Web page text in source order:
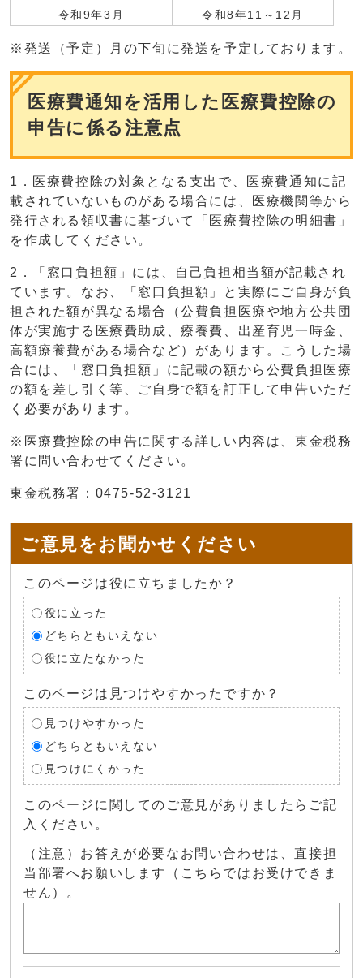
令和9年3月
令和8年11～12月
※発送（予定）月の下旬に発送を予定しております。
医療費通知を活用した医療費控除の
申告に係る注意点
1．医療費控除の対象となる支出で、医療費通知に記
載されていないものがある場合には、医療機関等から
発行される領収書に基づいて「医療費控除の明細書」
を作成してください。
2．「窓口負担額」には、自己負担相当額が記載され
ています。なお、「窓口負担額」と実際にご自身が負
担された額が異なる場合（公費負担医療や地方公共団
体が実施する医療費助成、療養費、出産育児一時金、
高額療養費がある場合など）があります。こうした場
合には、「窓口負担額」に記載の額から公費負担医療
の額を差し引く等、ご自身で額を訂正して申告いただ
く必要があります。
※医療費控除の申告に関する詳しい内容は、東金税務
署に問い合わせてください。
東金税務署：0475-52-3121
ご意見をお聞かせください
このページは役に立ちましたか？
役に立った
どちらともいえない
役に立たなかった
このページは見つけやすかったですか？
見つけやすかった
どちらともいえない
見つけにくかった
このページに関してのご意見がありましたらご記
入ください。
（注意）お答えが必要なお問い合わせは、直接担
当部署へお願いします（こちらではお受けできま
せん）。